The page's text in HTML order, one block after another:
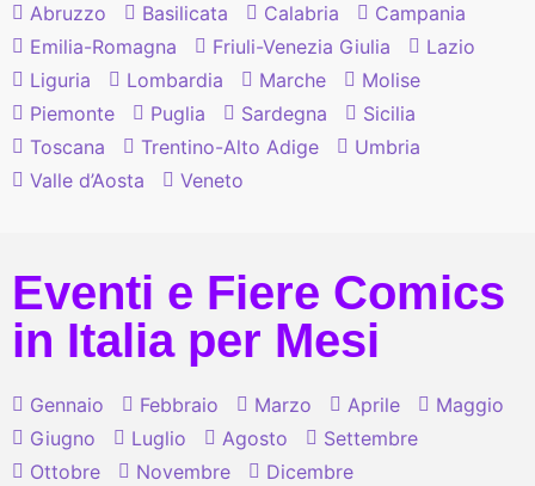
Abruzzo Basilicata Calabria
Campania
Emilia-Romagna
Friuli-Venezia Giulia
Lazio
Liguria
Lombardia Marche
Molise
Piemonte
Puglia Sardegna
Sicilia
Toscana
Trentino-Alto Adige
Umbria
Valle d’Aosta
Veneto
Eventi e Fiere Comics
in Italia per Mesi
Gennaio Febbraio Marzo Aprile
Maggio
Giugno
Luglio Agosto
Settembre
Ottobre
Novembre Dicembre